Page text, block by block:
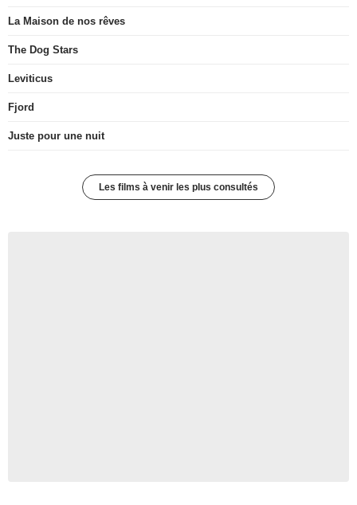
La Maison de nos rêves
The Dog Stars
Leviticus
Fjord
Juste pour une nuit
Les films à venir les plus consultés